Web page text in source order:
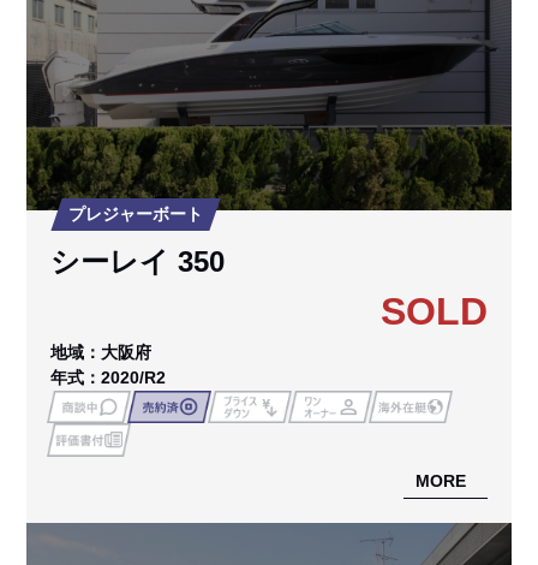
プレジャーボート
シーレイ 350
SOLD
地域：大阪府
年式：2020/R2
MORE